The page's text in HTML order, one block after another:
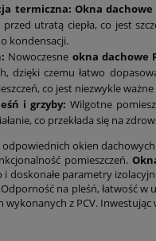
termiczna: Okna dachowe
przed utratą ciepła, co jest
kondensacji.
Nowoczesne okna dachowe
dzięki czemu łatwo
co jest niezwykle
i grzyby: Wilgotne
co przekłada się na
okien
pomieszczeń.
i doskonałe parametry
na pleśń, łatwość
z PCV.